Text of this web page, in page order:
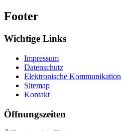
Footer
Wichtige Links
Impressum
Datenschutz
Elektronische Kommunikation
Sitemap
Kontakt
Öffnungszeiten